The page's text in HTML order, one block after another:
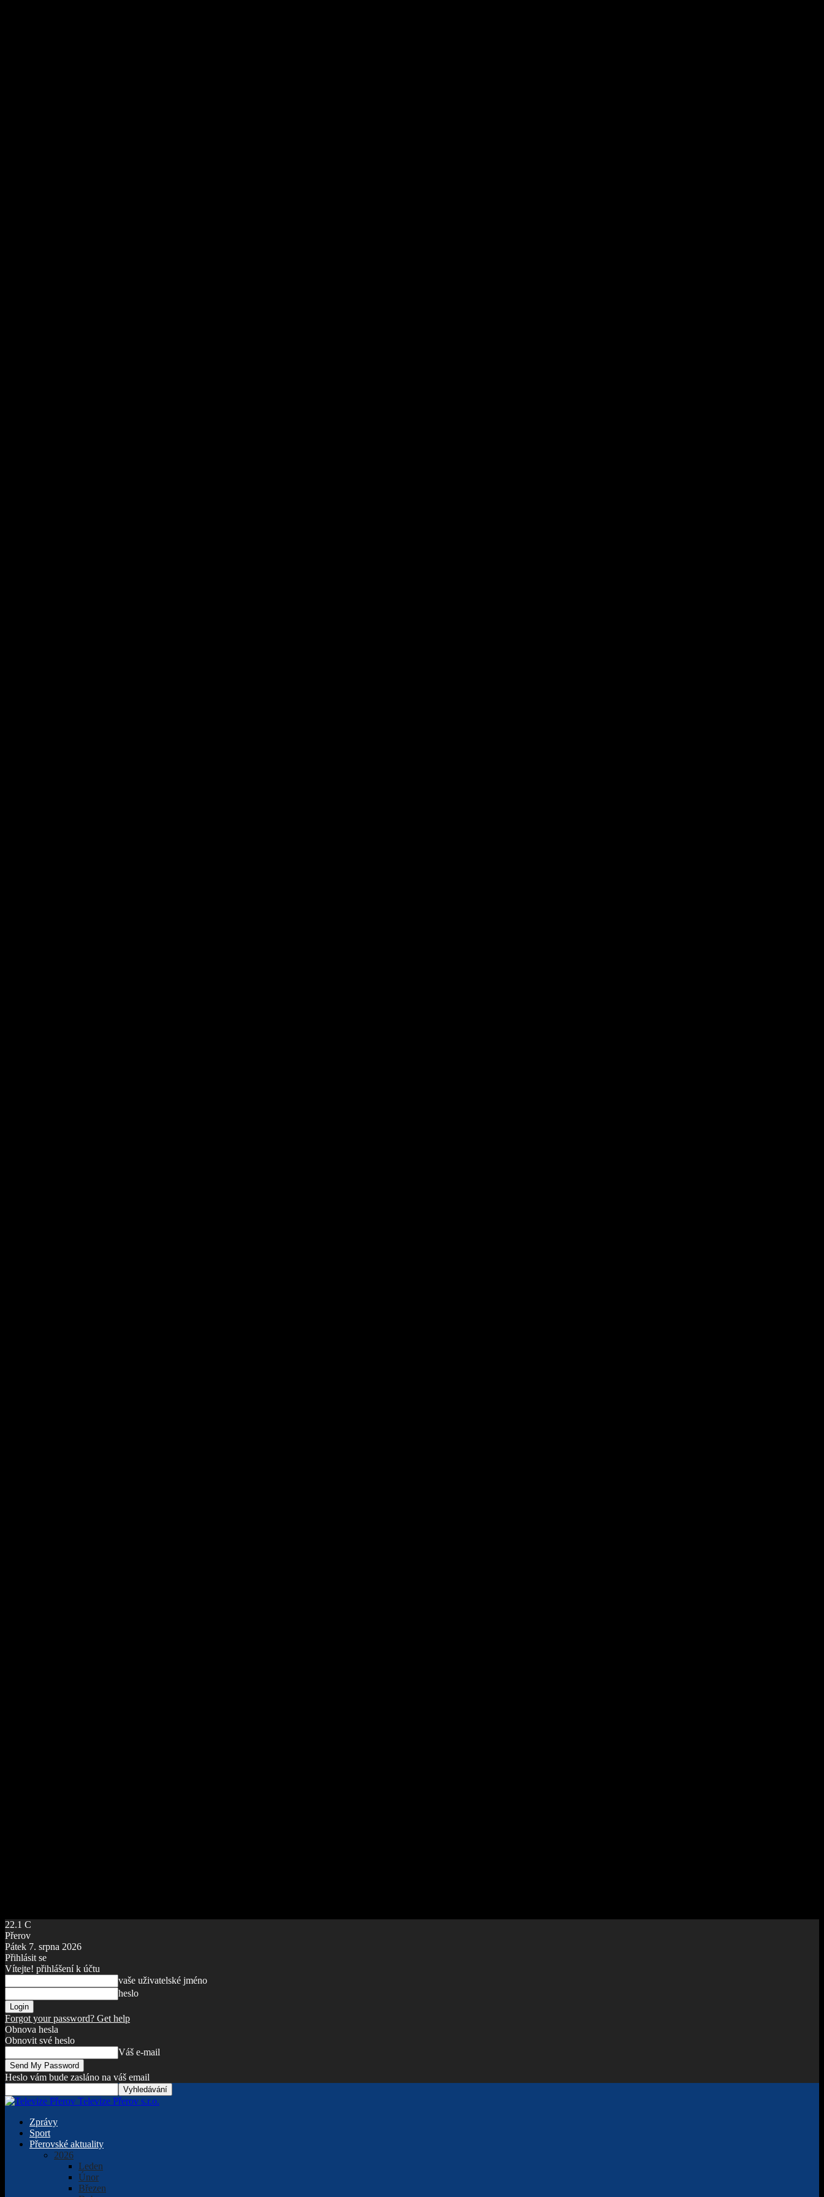
22.1 C
Přerov
Pátek 7. srpna 2026
Přihlásit se
Vítejte! přihlášení k účtu
vaše uživatelské jméno
heslo
Forgot your password? Get help
Obnova hesla
Obnovit své heslo
Váš e-mail
Heslo vám bude zasláno na váš email
Televize Přerov s.r.o.
Zprávy
Sport
Přerovské aktuality
2026
Leden
Únor
Březen